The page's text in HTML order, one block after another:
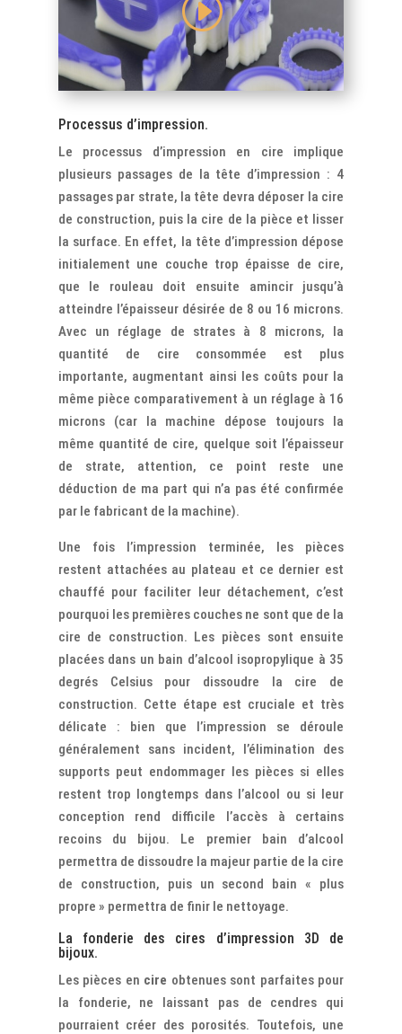
Processus d’impression.
Le processus d’impression en cire implique
plusieurs passages de la tête d’impression : 4
passages par strate, la tête devra déposer la cire
de construction, puis la cire de la pièce et lisser
la surface. En effet, la tête d’impression dépose
initialement une couche trop épaisse de cire,
que le rouleau doit ensuite amincir jusqu’à
atteindre l’épaisseur désirée de 8 ou 16 microns.
Avec un réglage de strates à 8 microns, la
quantité de cire consommée est plus
importante, augmentant ainsi les coûts pour la
même pièce comparativement à un réglage à 16
microns (car la machine dépose toujours la
même quantité de cire, quelque soit l’épaisseur
de strate, attention, ce point reste une
déduction de ma part qui n’a pas été confirmée
par le fabricant de la machine).
Une fois l’impression terminée, les pièces
restent attachées au plateau et ce dernier est
chauffé pour faciliter leur détachement, c’est
pourquoi les premières couches ne sont que de la
cire de construction. Les pièces sont ensuite
placées dans un bain d’alcool isopropylique à 35
degrés Celsius pour dissoudre la cire de
construction. Cette étape est cruciale et très
délicate : bien que l’impression se déroule
généralement sans incident, l’élimination des
supports peut endommager les pièces si elles
restent trop longtemps dans l’alcool ou si leur
conception rend difficile l’accès à certains
recoins du bijou. Le premier bain d’alcool
permettra de dissoudre la majeur partie de la cire
de construction, puis un second bain « plus
propre » permettra de finir le nettoyage.
La fonderie des cires d’impression 3D de
bijoux.
Les pièces en cire obtenues sont parfaites pour
la fonderie, ne laissant pas de cendres qui
pourraient créer des porosités. Toutefois, une